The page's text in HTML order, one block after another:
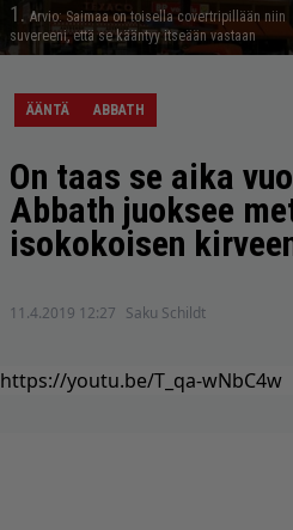
1. Arvio: Saimaa on toisella covertripillään niin
suvereeni, että se kääntyy itseään vastaan
ÄÄNTÄ ABBATH
On taas se aika
Abbath juoksee
isokokoisen
11.4.2019 12:27 Saku Schildt
https://youtu.be/T_qa-wNbC4w